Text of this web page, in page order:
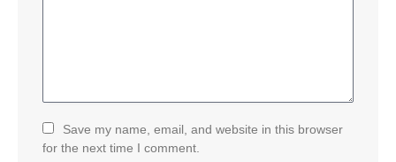
Save my name, email, and website in this browser
for the next time I comment.